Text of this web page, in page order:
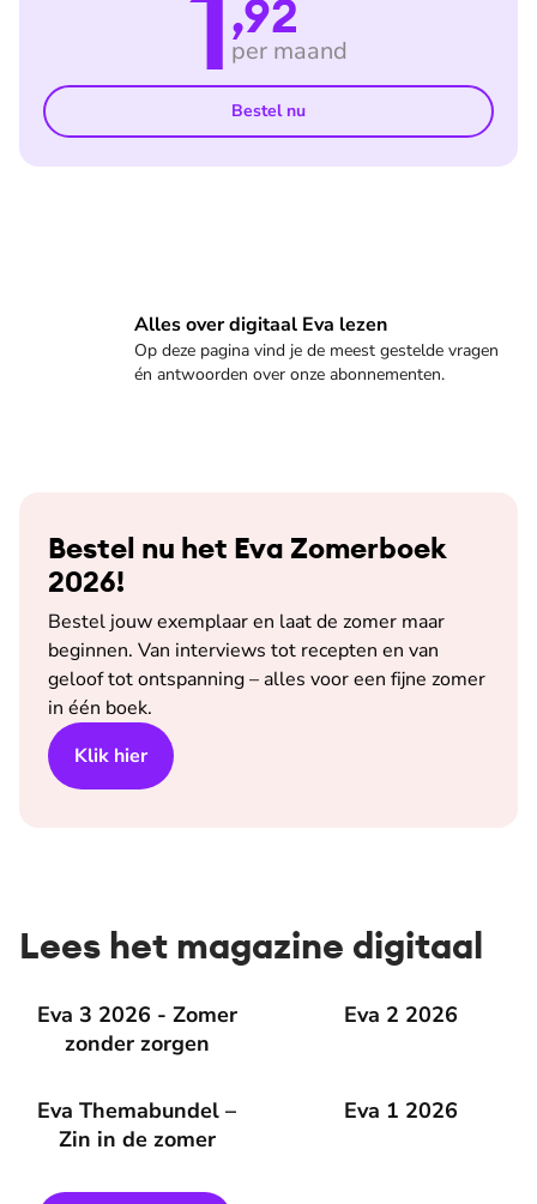
,92
per maand
Bestel nu
Alles over digitaal Eva lezen
Op deze pagina vind je de meest gestelde vragen
én antwoorden over onze abonnementen.
Veelgestelde vragen
Bestel nu het Eva Zomerboek
2026!
Bestel jouw exemplaar en laat de zomer maar
beginnen. Van interviews tot recepten en van
geloof tot ontspanning – alles voor een fijne zomer
in één boek.
Klik hier
Lees het magazine digitaal
Eva 3 2026 - Zomer
zonder zorgen
Eva 3 2026 - Zomer zonder zorgen Eva 2 2026
Eva 2 2026
Eva Themabundel –
Zin in de zomer
Eva Themabundel – Zin in de zomer Eva 1 2026
Eva 1 2026